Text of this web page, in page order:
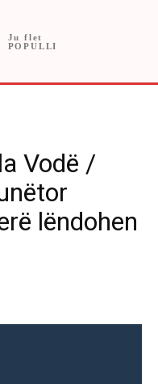
Ju flet
POPULLI
Vodë /
lëndohen